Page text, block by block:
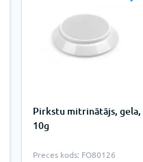
Pirkstu mitrinātājs, gela,
10g
Preces kods: FO80126